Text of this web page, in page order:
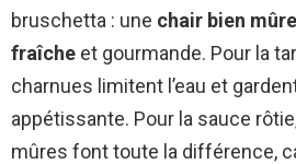
bruschetta : une chair bien mûre
fraîche et gourmande. Pour la
charnues limitent l’eau et
appétissante. Pour la sauce
mûres font toute la différence,